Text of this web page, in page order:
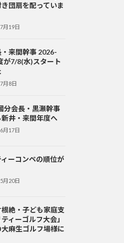
団扇を配っていま
月19日
来間幹事 2026-
が7/8(水)スタート
月8日
分会長・黒瀬幹事
井・来間年度へ
月17日
ーコンペの順位が
月20日
根絶・子ども家庭支
ィーゴルフ大会」
麻生ゴルフ場様に